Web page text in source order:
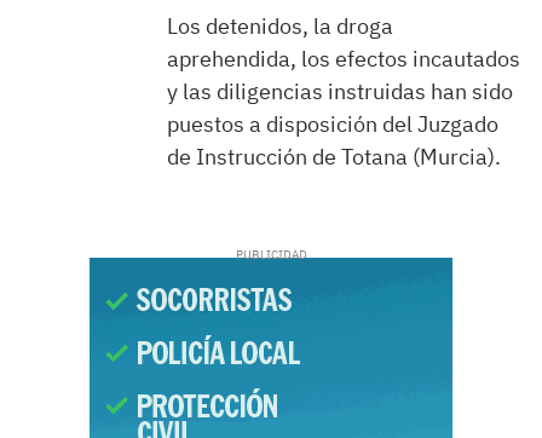
Los detenidos, la droga
aprehendida, los efectos incautados
y las diligencias instruidas han sido
puestos a disposición del Juzgado
de Instrucción de Totana (Murcia).